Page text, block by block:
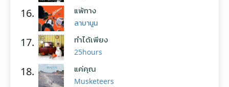
16. แพ้ทาง
ลาบานูน
17. ทำได้เพียง
25hours
18. แค่คุณ
Musketeers